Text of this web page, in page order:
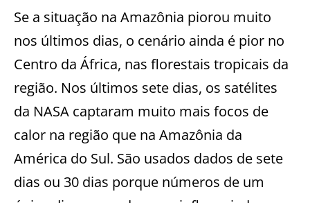
Se a situação na Amazônia piorou muito
nos últimos dias, o cenário ainda é pior no
Centro da África, nas florestais tropicais da
região. Nos últimos sete dias, os satélites
da NASA captaram muito mais focos de
calor na região que na Amazônia da
América do Sul. São usados dados de sete
dias ou 30 dias porque números de um